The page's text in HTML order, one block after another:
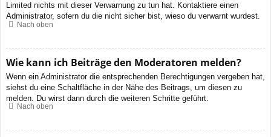
Limited nichts mit dieser Verwarnung zu tun hat. Kontaktiere einen
Administrator, sofern du die nicht sicher bist, wieso du verwarnt wurdest.
Nach oben
Wie kann ich Beiträge den Moderatoren melden?
Wenn ein Administrator die entsprechenden Berechtigungen vergeben hat,
siehst du eine Schaltfläche in der Nähe des Beitrags, um diesen zu
melden. Du wirst dann durch die weiteren Schritte geführt.
Nach oben